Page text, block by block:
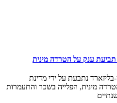
תביעת ענק על הטרדה מינית
נתבעת על ידי מדינת
מינית, הפלייה בשכר והתעמרות